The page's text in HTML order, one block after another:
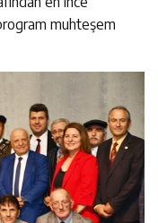
muhteşem